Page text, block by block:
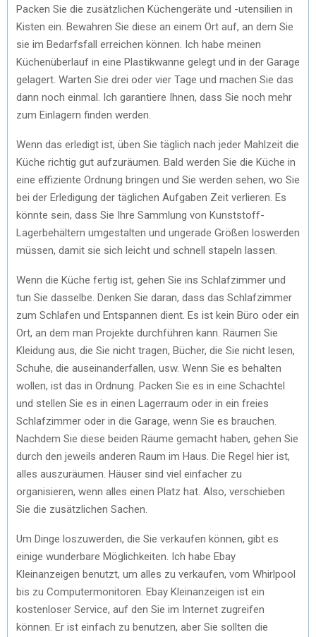
Packen Sie die zusätzlichen Küchengeräte und -utensilien in
Kisten ein. Bewahren Sie diese an einem Ort auf, an dem Sie
sie im Bedarfsfall erreichen können. Ich habe meinen
Küchenüberlauf in eine Plastikwanne gelegt und in der Garage
gelagert. Warten Sie drei oder vier Tage und machen Sie das
dann noch einmal. Ich garantiere Ihnen, dass Sie noch mehr
zum Einlagern finden werden.
Wenn das erledigt ist, üben Sie täglich nach jeder Mahlzeit die
Küche richtig gut aufzuräumen. Bald werden Sie die Küche in
eine effiziente Ordnung bringen und Sie werden sehen, wo Sie
bei der Erledigung der täglichen Aufgaben Zeit verlieren. Es
könnte sein, dass Sie Ihre Sammlung von Kunststoff-
Lagerbehältern umgestalten und ungerade Größen loswerden
müssen, damit sie sich leicht und schnell stapeln lassen.
Wenn die Küche fertig ist, gehen Sie ins Schlafzimmer und
tun Sie dasselbe. Denken Sie daran, dass das Schlafzimmer
zum Schlafen und Entspannen dient. Es ist kein Büro oder ein
Ort, an dem man Projekte durchführen kann. Räumen Sie
Kleidung aus, die Sie nicht tragen, Bücher, die Sie nicht lesen,
Schuhe, die auseinanderfallen, usw. Wenn Sie es behalten
wollen, ist das in Ordnung. Packen Sie es in eine Schachtel
und stellen Sie es in einen Lagerraum oder in ein freies
Schlafzimmer oder in die Garage, wenn Sie es brauchen.
Nachdem Sie diese beiden Räume gemacht haben, gehen Sie
durch den jeweils anderen Raum im Haus. Die Regel hier ist,
alles auszuräumen. Häuser sind viel einfacher zu
organisieren, wenn alles einen Platz hat. Also, verschieben
Sie die zusätzlichen Sachen.
Um Dinge loszuwerden, die Sie verkaufen können, gibt es
einige wunderbare Möglichkeiten. Ich habe Ebay
Kleinanzeigen benutzt, um alles zu verkaufen, vom Whirlpool
bis zu Computermonitoren. Ebay Kleinanzeigen ist ein
kostenloser Service, auf den Sie im Internet zugreifen
können. Er ist einfach zu benutzen, aber Sie sollten die